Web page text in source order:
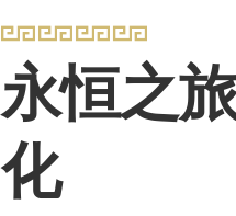
永恒之
化